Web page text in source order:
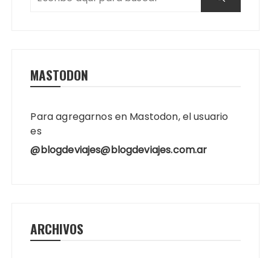
MASTODON
Para agregarnos en Mastodon, el usuario
es
@blogdeviajes@blogdeviajes.com.ar
ARCHIVOS